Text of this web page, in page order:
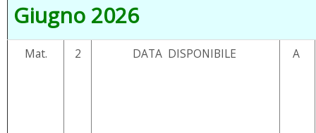
Giugno 2026
Mat. 2 DATA DISPONIBILE A